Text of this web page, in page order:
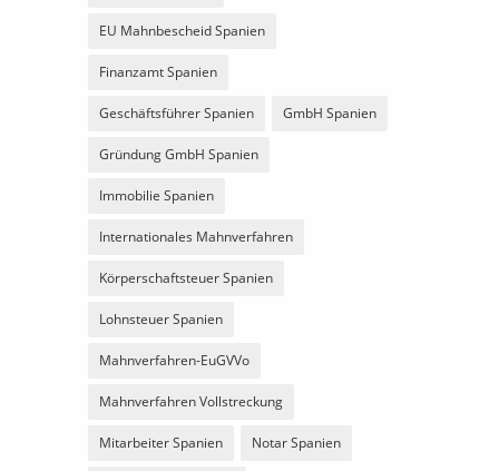
EU Mahnbescheid Spanien
Finanzamt Spanien
Geschäftsführer Spanien GmbH Spanien
Gründung GmbH Spanien
Immobilie Spanien
Internationales Mahnverfahren
Körperschaftsteuer Spanien
Lohnsteuer Spanien
Mahnverfahren-EuGVVo
Mahnverfahren Vollstreckung
Mitarbeiter Spanien Notar Spanien